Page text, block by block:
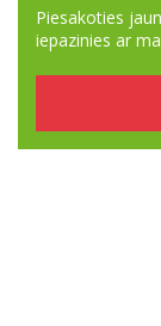
Piesakoties
iepazinies ar